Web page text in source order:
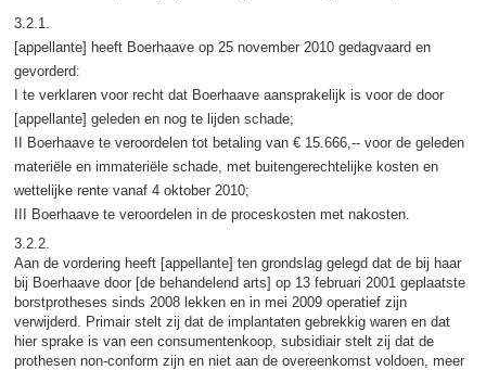
3.2.1.
[appellante] heeft Boerhaave op 25 november 2010 gedagvaard en
gevorderd:
I te verklaren voor recht dat Boerhaave aansprakelijk is voor de door
[appellante] geleden en nog te lijden schade;
II Boerhaave te veroordelen tot betaling van € 15.666,-- voor de geleden
materiële en immateriële schade, met buitengerechtelijke kosten en
wettelijke rente vanaf 4 oktober 2010;
III Boerhaave te veroordelen in de proceskosten met nakosten.
3.2.2.
Aan de vordering heeft [appellante] ten grondslag gelegd dat de bij haar
bij Boerhaave door [de behandelend arts] op 13 februari 2001 geplaatste
borstprotheses sinds 2008 lekken en in mei 2009 operatief zijn
verwijderd. Primair stelt zij dat de implantaten gebrekkig waren en dat
hier sprake is van een consumentenkoop, subsidiair stelt zij dat de
prothesen non-conform zijn en niet aan de overeenkomst voldoen, meer